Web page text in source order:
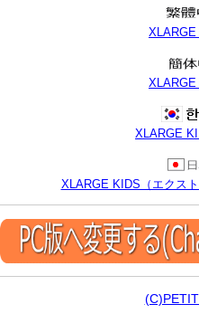
XLARGE
XLARGE KIDS（エクスト